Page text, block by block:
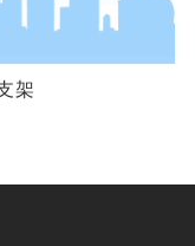
架